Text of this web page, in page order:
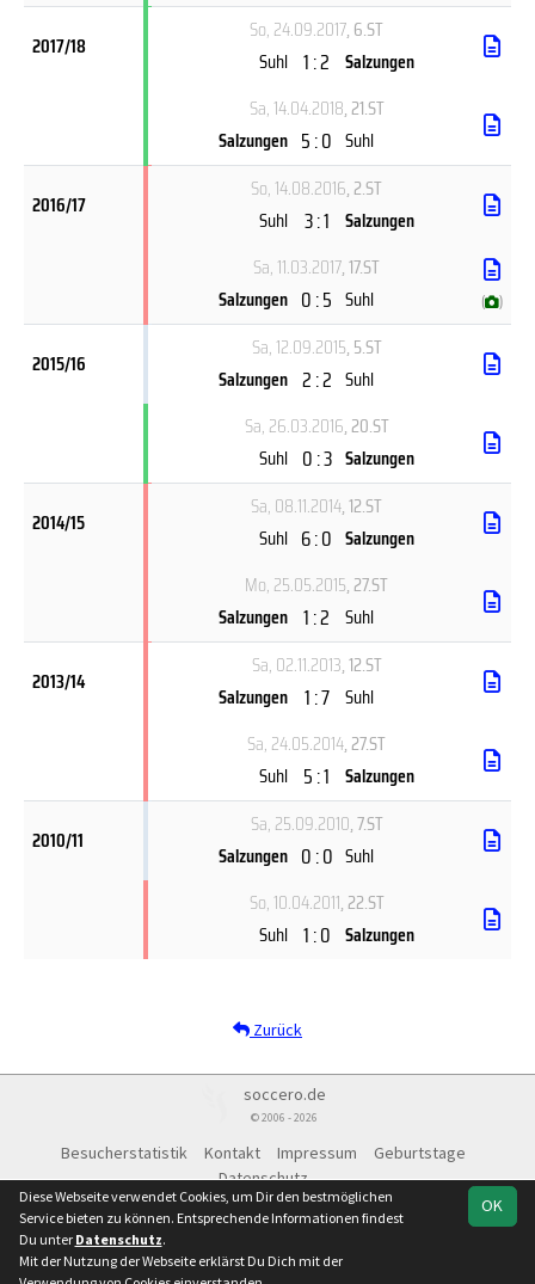
Team
Landesklasse
Spielplan
2017/18
So, 24.09.2017, 6.ST
Suhl 1 : 2 Salzungen
Sa, 14.04.2018, 21.ST
Salzungen 5 : 0 Suhl
2016/17
So, 14.08.2016, 2.ST
Suhl 3 : 1 Salzungen
Sa, 11.03.2017, 17.ST
Salzungen 0 : 5 Suhl ( )
2015/16
Sa, 12.09.2015, 5.ST
Salzungen 2 : 2 Suhl
Sa, 26.03.2016, 20.ST
Suhl 0 : 3 Salzungen
2014/15
Sa, 08.11.2014, 12.ST
Suhl 6 : 0 Salzungen
Mo, 25.05.2015, 27.ST
Salzungen 1 : 2 Suhl
2013/14
Sa, 02.11.2013, 12.ST
Salzungen 1 : 7 Suhl
Sa, 24.05.2014, 27.ST
Suhl 5 : 1 Salzungen
2010/11
Sa, 25.09.2010, 7.ST
Salzungen 0 : 0 Suhl
So, 10.04.2011, 22.ST
Suhl 1 : 0 Salzungen
Zurück
soccero.de
© 2006 - 2026
Besucherstatistik Kontakt Impressum
Geburtstage
Datenschutz
OK
Diese Webseite verwendet Cookies, um Dir den bestmöglichen
Service bieten zu können. Entsprechende Informationen findest
Du unter Datenschutz.
Mit der Nutzung der Webseite erklärst Du Dich mit der